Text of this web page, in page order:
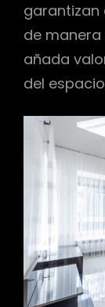
garantizan
de
añada
del